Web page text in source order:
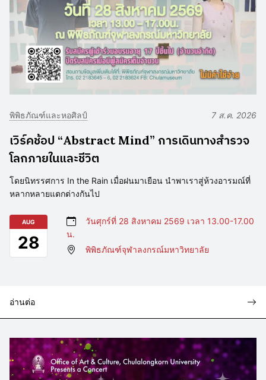
พิพิธภัณฑ์และหอศิลป์ 7 ส.ค. 2026
เวิร์คช้อป “Abstract Mind” การเดินทางสำรวจ
โลกภายในและชีวิต
โดยนิทรรศการ In the Rain เมื่อฝนมาเยือน นำพาเราสู่ห้วงอารมณ์ที่
หลากหลายแตกต่างกันไป
AUG
28
วันศุกร์ที่ 28 สิงหาคม 2569 เวลา 13.00-17.00
น.
พิพิธภัณฑ์จุฬาลงกรณ์มหาวิทยาลัย
อ่านต่อ